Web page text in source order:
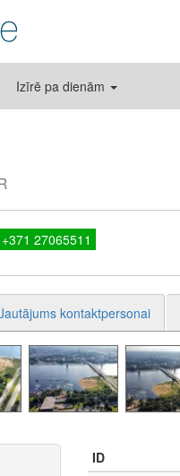
Izīrē pa dienām
+371 27065511
kontaktpersonai
ID